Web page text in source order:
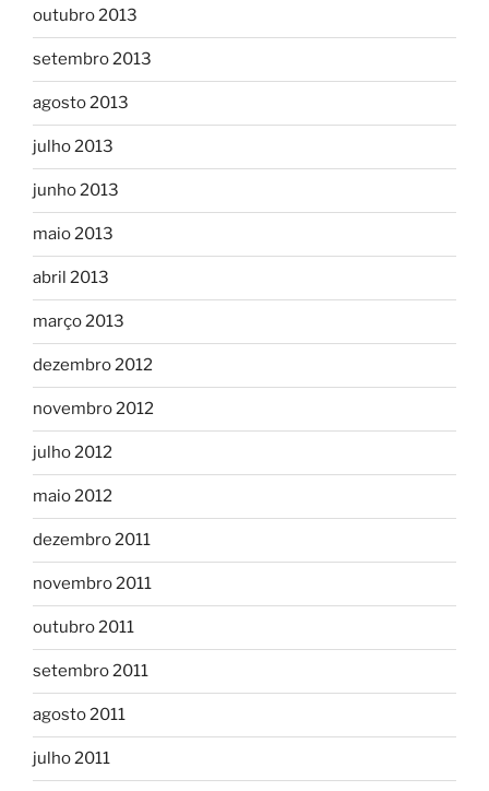
outubro 2013
setembro 2013
agosto 2013
julho 2013
junho 2013
maio 2013
abril 2013
março 2013
dezembro 2012
novembro 2012
julho 2012
maio 2012
dezembro 2011
novembro 2011
outubro 2011
setembro 2011
agosto 2011
julho 2011